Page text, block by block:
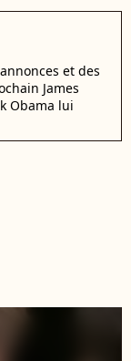
et des
James
Obama lui